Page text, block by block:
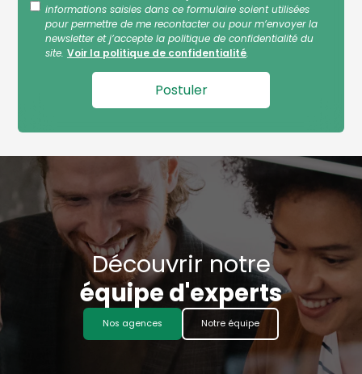
informations saisies dans ce formulaire soient utilisées
pour permettre de me recontacter ou pour m’envoyer la
newsletter et j’accepte la politique de confidentialité du
site. Voir la politique de confidentialité.
Découvrir notre
équipe d'experts
Nos agences Notre équipe